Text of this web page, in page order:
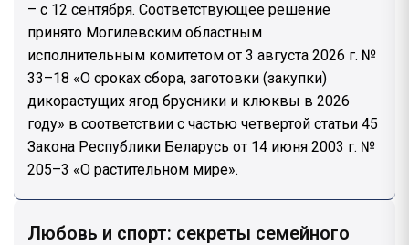
– с 12 сентября. Соответствующее решение
принято Могилевским областным
исполнительным комитетом от 3 августа 2026 г. №
33–18 «О сроках сбора, заготовки (закупки)
дикорастущих ягод брусники и клюквы в 2026
году» в соответствии с частью четвертой статьи 45
Закона Республики Беларусь от 14 июня 2003 г. №
205–3 «О растительном мире».
Любовь и спорт: секреты семейного